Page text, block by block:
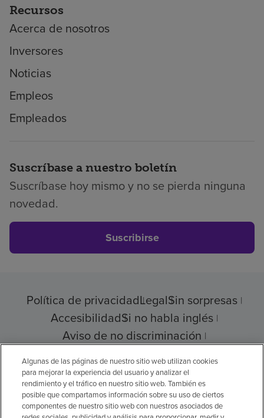
Recursos
Acerca de nosotros
Inversores
Noticias
Empleos
Empleados
Suscríbase a nuestro boletín
Suscríbase hoy mismo y no se pierda ninguna
novedad.
Suscribirse
Política de privacidadLegalSin sorpresas
AccesibilidadSi no habla inglés
Aviso de no discriminación
© 2026 Encompass Health Corporation
Algunas de las páginas de nuestro sitio web utilizan cookies
para mejorar la experiencia del usuario y analizar el
rendimiento y el tráfico en nuestro sitio web. También es
posible que compartamos información sobre su uso de ciertos
componentes de nuestro sitio web con nuestros asociados de